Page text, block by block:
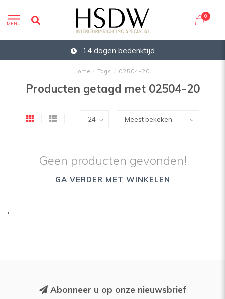
MENU
0
14 dagen bedenktijd
Home / Tags / 02504-20
Producten getagd met 02504-20
Geen producten gevonden!
GA VERDER MET WINKELEN
'
Abonneer u op onze nieuwsbrief